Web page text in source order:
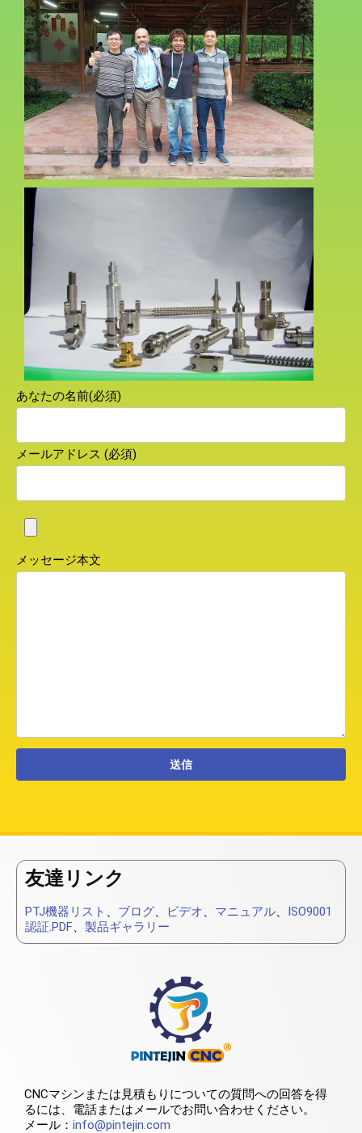
あなたの名前(必須)
メールアドレス (必須)
メッセージ本文
友達リンク
PTJ機器リスト 、 ブログ、 ビデオ、 マニュアル、 ISO9001
認証.PDF、 製品ギャラリー
CNCマシンまたは見積もりについての質問への回答を得
るには、電話またはメールでお問い合わせください。
メール： info@pintejin.com